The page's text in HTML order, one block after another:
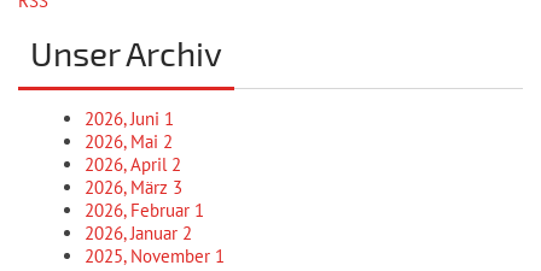
Unser Archiv
2026, Juni 1
2026, Mai 2
2026, April 2
2026, März 3
2026, Februar 1
2026, Januar 2
2025, November 1